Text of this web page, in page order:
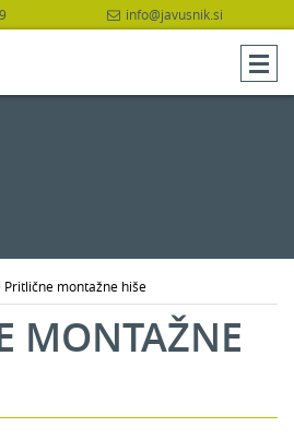
info@javusnik.si
Pritlične montažne hiše
MONTAŽNE